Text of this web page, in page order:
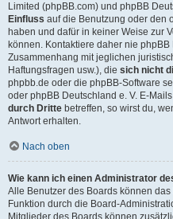
Limited (phpBB.com) und phpBB
Einfluss auf die Benutzung oder den
haben und dafür in keiner Weise zur
können. Kontaktiere daher nie
Zusammenhang mit jeglichen
Haftungsfragen usw.), die sich nicht
phpbb.de oder die phpBB-Software
oder phpBB Deutschland e. V. E-
durch Dritte betreffen, so wirst du,
Antwort erhalten.
Nach oben
Wie kann ich einen Administrator
Alle Benutzer des Boards können
Funktion durch die Board-
Mitglieder des Boards können